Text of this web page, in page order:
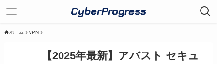
CyberProgress
ホーム VPN
【2025年最新】アバスト セキュ